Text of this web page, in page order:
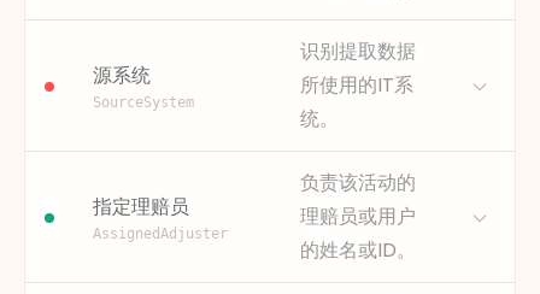
2023-10-27T09:00:00Z
通常派生自FINEOS Claims系
统中的event logs、任务状态
变化或审计追踪。
损失已评估
索赔已结案
流、计算总解决时间，并识别
不同理赔案件处理方式的差
为何重要
这是将所有相关event连接到
单个Process instance的核心
identifier，使得理赔生命周期
的end-to-end分析成为可
这是FINEOS Claims中主要理
此属性提供了数据最近一次提
取或更新的日期和时间。这对
于理解所分析数据的时效性和
现时性非常重要。
此信息对数据治理至关重要，
并能帮助用户了解他们所查看
的是否为最新流程数据。它有
助于管理对数据延迟的预期，
并且对于报告准实时流程至关
重要。
源系统
SourceSystem
识别提取数据
所使用的IT系
统。
此属性指定了流程数据的来
源。对于本次分析，它将始终
为“FINEOS Claims”，但在多系
统环境中，它对于追踪数据血
缘和确保数据质量至关重要。
指定理赔员
AssignedAdjuster
负责该活动的
理赔员或用户
的姓名或ID。